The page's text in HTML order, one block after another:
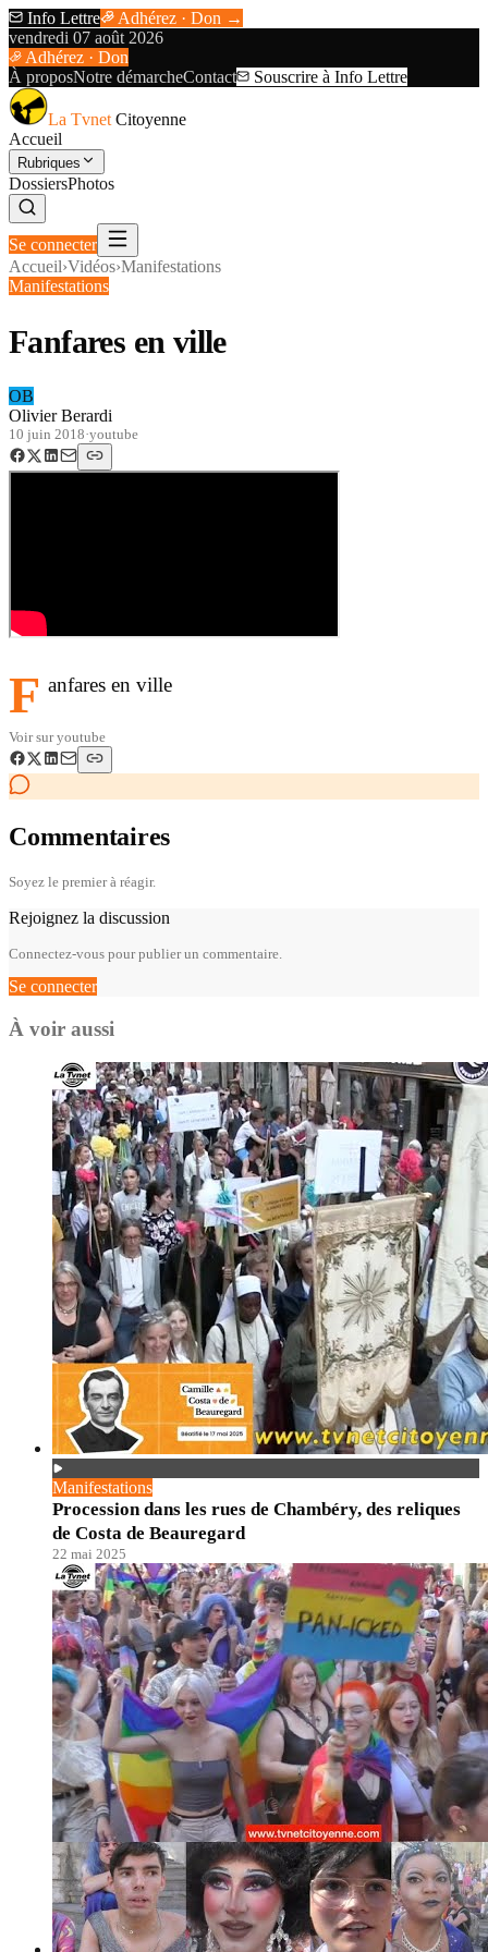
Info Lettre
Adhérez · Don →
vendredi 07 août 2026
Adhérez · Don
À proposNotre démarcheContact Souscrire à Info Lettre
La Tvnet Citoyenne
Accueil
Rubriques
DossiersPhotos
Se connecter
Accueil›Vidéos›Manifestations
Manifestations
Fanfares en ville
OB
Olivier Berardi
10 juin 2018·youtube
F anfares en ville
Voir suryoutube
Commentaires
Soyez le premier à réagir.
Rejoignez la discussion
Connectez-vous pour publier un commentaire.
Se connecter
À voir aussi
Manifestations
Procession dans les rues de Chambéry, des reliques
de Costa de Beauregard
22 mai 2025